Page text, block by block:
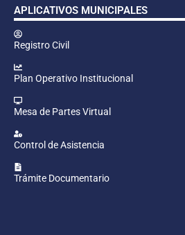
APLICATIVOS MUNICIPALES
Registro Civil
Plan Operativo Institucional
Mesa de Partes Virtual
Control de Asistencia
Trámite Documentario